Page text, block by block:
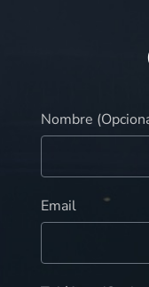
Nombre
Email